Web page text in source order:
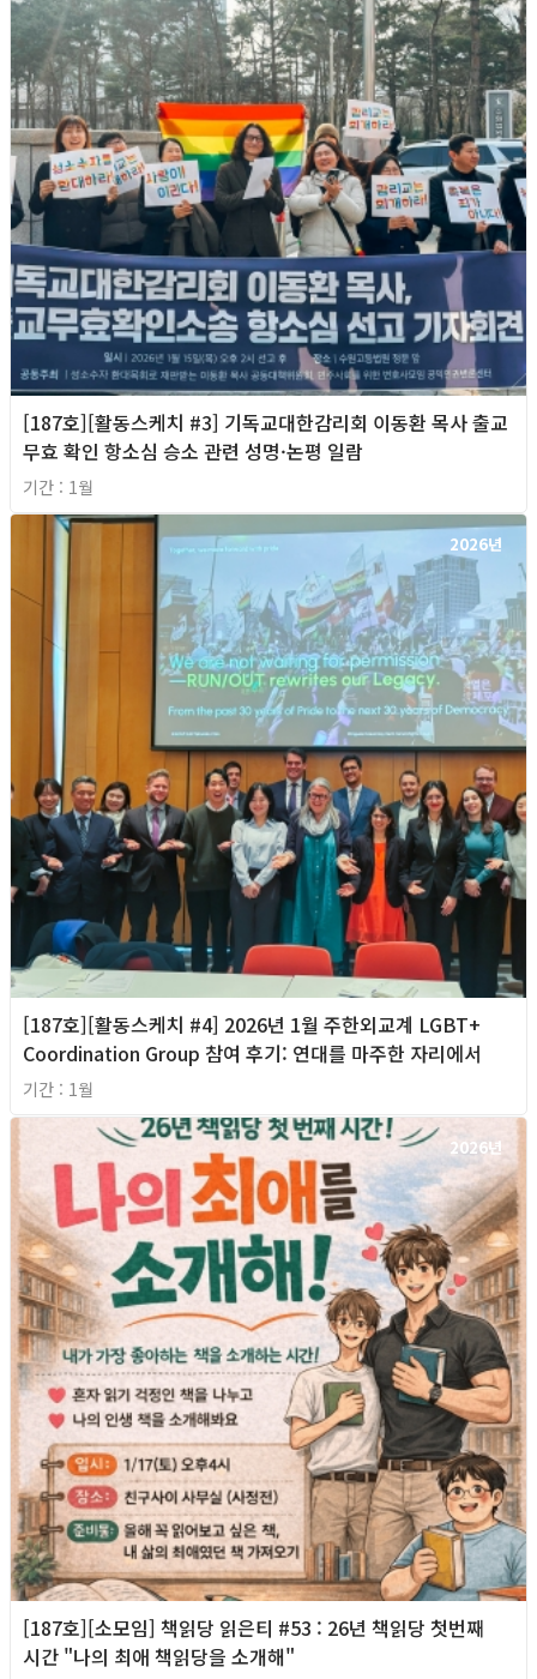
[187호][활동스케치 #3] 기독교대한감리회 이동환 목사 출교
무효 확인 항소심 승소 관련 성명·논평 일람
기간 : 1월
2026년
[187호][활동스케치 #4] 2026년 1월 주한외교계 LGBT+
Coordination Group 참여 후기: 연대를 마주한 자리에서
기간 : 1월
2026년
[187호][소모임] 책읽당 읽은티 #53 : 26년 책읽당 첫번째
시간 "나의 최애 책읽당을 소개해"